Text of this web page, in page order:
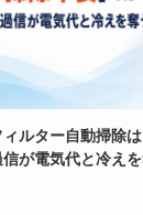
ィルター自動掃除
信が電気代と冷え